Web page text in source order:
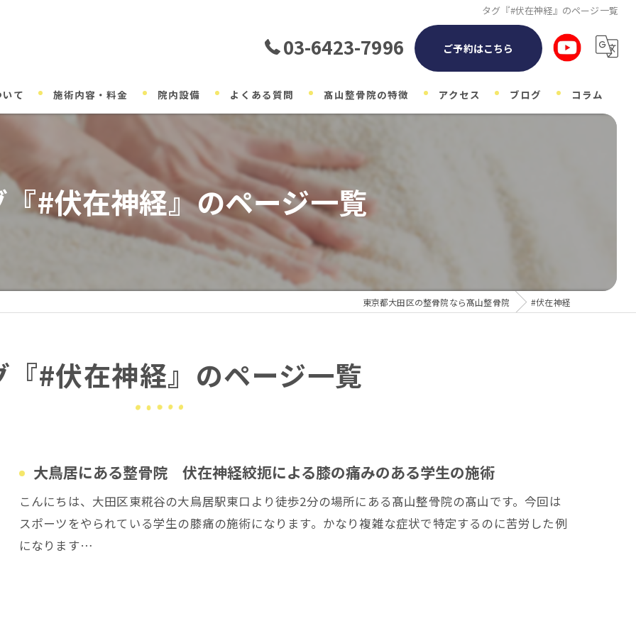
タグ『#伏在神経』のページ一覧
03-6423-7996 ご予約はこちら
て 施術内容・料金 院内設備 よくある質問 髙山整骨院の特徴
子ども
マタニティ
肩こり
アクセス ブログ コラム
#伏在神経』のページ一覧
東京都大田区の整骨院なら髙山整骨院 #伏在神経
『#伏在神経』のページ一覧
大鳥居にある整骨院 伏在神経絞扼による膝の痛みのある学生の施術
こんにちは、大田区東糀谷の大鳥居駅東口より徒歩2分の場所にある髙山整骨院の髙山です。今回は
スポーツをやられている学生の膝痛の施術になります。かなり複雑な症状で特定するのに苦労した例
になります…